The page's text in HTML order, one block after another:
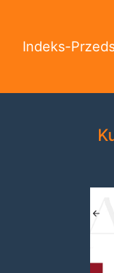
Indeks-